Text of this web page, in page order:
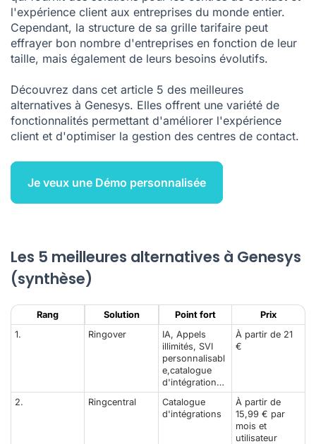
FAQ sur les alternatives à Genesys
Bibliographie
l'expérience client aux entreprises du monde entier.
Cependant, la structure de sa grille tarifaire peut
effrayer bon nombre d'entreprises en fonction de leur
taille, mais également de leurs besoins évolutifs.
Découvrez dans cet article 5 des meilleures
alternatives à Genesys. Elles offrent une variété de
fonctionnalités permettant d'améliorer l'expérience
client et d'optimiser la gestion des centres de contact.
Je veux une Démo personnalisée
Les 5 meilleures alternatives à Genesys
(synthèse)
Rang Solution Point fort
Prix
1.
Ringover
IA, Appels
illimités, SVI
personnalisabl
e,catalogue
d'intégration…
À partir de 21
€
2. Ringcentral
Catalogue
d'intégrations
À partir de
15,99 € par
mois et
utilisateur